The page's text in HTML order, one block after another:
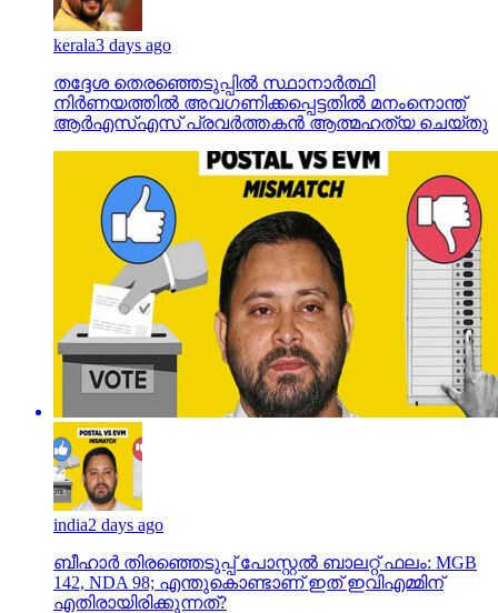
kerala3 days ago
തദ്ദേശ തെരഞ്ഞെടുപ്പില്‍ സ്ഥാനാര്‍ത്ഥി
നിര്‍ണയത്തില്‍ അവഗണിക്കപ്പെട്ടതില്‍ മനംനൊന്ത്
ആര്‍എസ്എസ് പ്രവര്‍ത്തകന്‍ ആത്മഹത്യ ചെയ്തു
india2 days ago
ബീഹാർ തിരഞ്ഞെടുപ്പ് പോസ്റ്റൽ ബാലറ്റ് ഫലം: MGB
142, NDA 98; എന്തുകൊണ്ടാണ് ഇത് ഇവിഎമ്മിന്
എതിരായിരിക്കുന്നത്?